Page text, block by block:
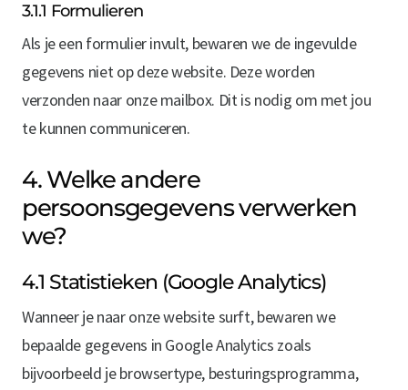
3.1.1 Formulieren
Als je een formulier invult, bewaren we de ingevulde
gegevens niet op deze website. Deze worden
verzonden naar onze mailbox. Dit is nodig om met jou
te kunnen communiceren.
4. Welke andere
persoonsgegevens verwerken
we?
4.1 Statistieken (Google Analytics)
Wanneer je naar onze website surft, bewaren we
bepaalde gegevens in Google Analytics zoals
bijvoorbeeld je browsertype, besturingsprogramma,